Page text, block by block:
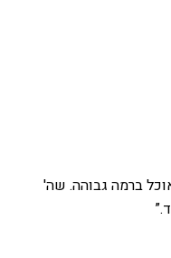
ברמה גבוהה. שה'
”